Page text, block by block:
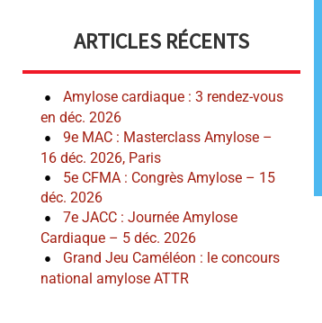
ARTICLES RÉCENTS
Amylose cardiaque : 3 rendez-vous
en déc. 2026
9e MAC : Masterclass Amylose –
16 déc. 2026, Paris
5e CFMA : Congrès Amylose – 15
déc. 2026
7e JACC : Journée Amylose
Cardiaque – 5 déc. 2026
Grand Jeu Caméléon : le concours
national amylose ATTR